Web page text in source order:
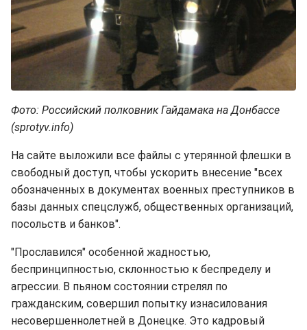
Фото: Российский полковник Гайдамака на Донбассе
(sprotyv.info)
На сайте выложили все файлы с утерянной флешки в
свободный доступ, чтобы ускорить внесение "всех
обозначенных в документах военных преступников в
базы данных спецслужб, общественных организаций,
посольств и банков".
"Прославился" особенной жадностью,
беспринципностью, склонностью к беспределу и
агрессии. В пьяном состоянии стрелял по
гражданским, совершил попытку изнасилования
несовершеннолетней в Донецке. Это кадровый